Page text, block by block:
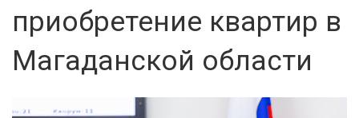
приобретение квартир в
Магаданской области